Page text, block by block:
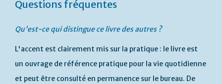
Questions fréquentes
Qu'est-ce qui distingue ce livre des autres ?
L'accent est clairement mis sur la pratique : le livre est
un ouvrage de référence pratique pour la vie quotidienne
et peut être consulté en permanence sur le bureau. De